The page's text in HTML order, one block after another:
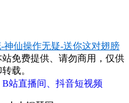
神仙操作无疑-送你这对翅膀
免费提供、请勿商用，仅供
载。
站直播间、抖音短视频